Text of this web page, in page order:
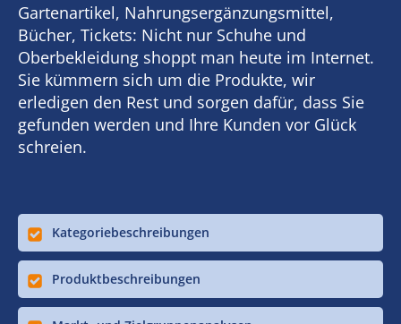
Gartenartikel, Nahrungsergänzungsmittel,
Bücher, Tickets: Nicht nur Schuhe und
Oberbekleidung shoppt man heute im Internet.
Sie kümmern sich um die Produkte, wir
erledigen den Rest und sorgen dafür, dass Sie
gefunden werden und Ihre Kunden vor Glück
schreien.
Kategoriebeschreibungen
Produktbeschreibungen